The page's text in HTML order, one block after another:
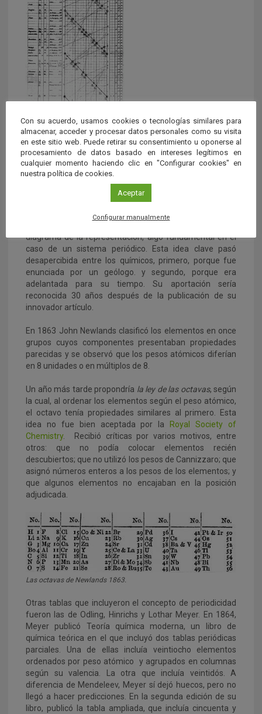
1862.
La primera persona en descubrir la periodicidad química
fue Émile de Chancourtois, que al ordenar los elementos
según su peso atómico en forma de espiral en torno a un
cilindro, observó que aquellos con propiedades químicas
similares caían en la misma vertical.
Chancourtois no fue muy afortunado, ya que la primera
diagrama de la representación, algo fundamental en el
caso de un sistema periódico. Esta idea clave pasó
desapercibida entre los químicos, primero, porque fue
enunciada por un geólogo. y segundo, porque era
adelantada para su tiempo. Su aportación sería
reconocida 30 años después de la publicación de su
innovador artículo.
En 1863 John Newlands clasificó los elementos en once
grupos cuyos componentes presentaban propiedades
parecidas y se observó que los pesos atómicos diferían
en 8 unidades o en múltiplos de 8.
Un año más tarde propondría la ley de las octavas, según
la cual, al ordenar los elementos según el peso atómico,
el octavo tenía propiedades similares al primero. Esta
idea no fue bien aceptada por la
Royal Society of
Chemistry. Recibió críticas por varios motivos, entre
otros: que no podía colocar elementos recién
descubiertos; que no utilizó los pesos de Cannizzaro; que
asignó números enteros a los pesos de los elementos; y
que algunos elementos no encajaban en la posición
adjudicada.
Las octavas de Newlands 1863.
Otras tablas que incluyeron el concepto de periodicidad
fueron las de Odling, Hinrichs y Lothar Meyer. En 1864,
Meyer publicó Teoría química moderna, un libro de
química teórica en el que incluyó dos tablas periódicas
parciales. Una de ellas incluía veintiocho elementos
ordenados por peso atómico y agrupados en columnas
según su valencia. La otra que incluía veintidós. A
diferencia de Mendeleev, Meyer sí dejó huecos, pero no
llegó a hacer predicciones. En la segunda edición de su
libro, publicó la tabla ampliada, que incluía cincuenta y
Con su acuerdo, usamos cookies o tecnologías similares para
almacenar, acceder y procesar datos personales como su visita
en este sitio web. Puede retirar su consentimiento u oponerse al
procesamiento de datos basado en intereses legítimos en
cualquier momento haciendo clic en "Configurar cookies" en
nuestra política de cookies.
Aceptar
Configurar manualmente